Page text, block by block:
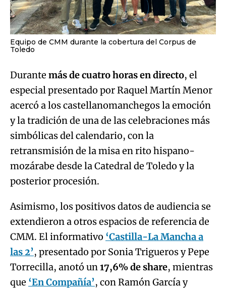
Equipo de CMM durante la cobertura del Corpus de
Toledo
Durante más de cuatro horas en directo, el
especial presentado por Raquel Martín Menor
acercó a los castellanomanchegos la emoción
y la tradición de una de las celebraciones más
simbólicas del calendario, con la
retransmisión de la misa en rito hispano-
mozárabe desde la Catedral de Toledo y la
posterior procesión.
Asimismo, los positivos datos de audiencia se
extendieron a otros espacios de referencia de
CMM. El informativo ‘Castilla-La Mancha a
las 2’, presentado por Sonia Trigueros y Pepe
Torrecilla, anotó un17,6% de share, mientras
que ‘En Compañía’, con Ramón García y